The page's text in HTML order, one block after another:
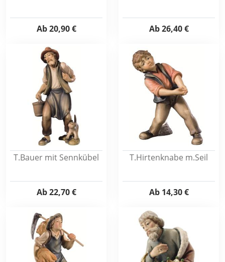
Ab20,90 € Ab26,40 €
T.Bauer mit Sennkübel
Ab22,70 €
T.Hirtenknabe m.Seil
Ab14,30 €